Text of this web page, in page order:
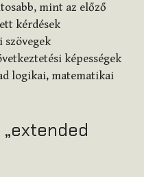
mint az előző
kérdések
szövegek
képességek
logikai, matematikai